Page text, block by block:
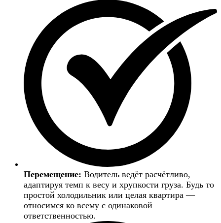
Перемещение: Водитель ведёт расчётливо,
адаптируя темп к весу и хрупкости груза. Будь то
простой холодильник или целая квартира —
относимся ко всему с одинаковой
ответственностью.